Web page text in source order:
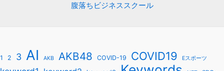
腹落ちビジネススクール
1 2 3 AI AKB AKB48 COVID-19 COVID19 Eスポーツ